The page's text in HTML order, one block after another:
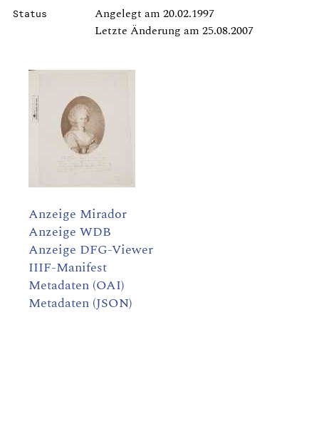
Status
Angelegt am 20.02.1997
Letzte Änderung am 25.08.2007
Anzeige Mirador
Anzeige WDB
Anzeige DFG-Viewer
IIIF-Manifest
Metadaten (OAI)
Metadaten (JSON)